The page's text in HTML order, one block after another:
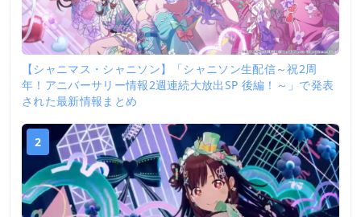
【シャニマス・シャニソン】「シャニソン生配信～祝2周
年！アニバーサリー情報2週連続大放出SP 後編！～」で発表
された最新情報まとめ
2